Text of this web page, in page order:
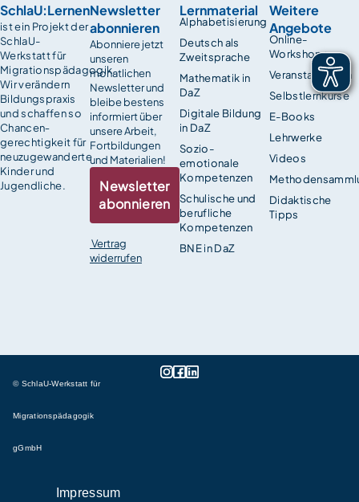
SchlaU:Lernen
ist ein Projekt der
SchlaU-
Werkstatt für
Migrationspädagogik.
Wir verändern
Bildungspraxis
und schaffen so
Chancen­
gerechtigkeit für
neuzugewanderte
Kinder und
Jugendliche.
Lernmaterial
Alphabetisierung
Deutsch als
Zweitsprache
Mathematik in
DaZ
Digitale Bildung
in DaZ
Sozio-
emotionale
Kompetenzen
Schulische und
berufliche
Kompetenzen
BNE in DaZ
Weitere
Angebote
Online-
Workshops
Veranstaltungen
Selbstlernkurse
E-Books
Lehrwerke
Videos
Didaktische
Tipps
Newsletter
abonnieren
Abonniere jetzt
unseren
monatlichen
Newsletter und
bleibe bestens
informiert über
unsere Arbeit,
Fortbildungen
und Materialien!
Newsletter
abonnieren
Vertrag
widerrufen
© SchlaU-Werkstatt für
Migrationspädagogik
gGmbH
Impressum